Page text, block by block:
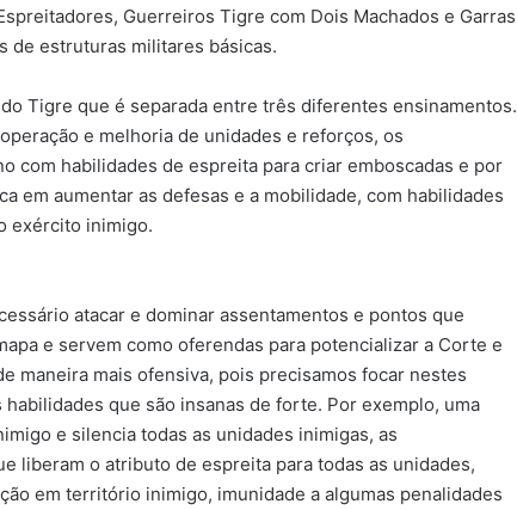
Guerreiros Tigre com Dois Machados e Garras
de estruturas militares básicas.
Tigre que é separada entre três diferentes ensinamentos.
e melhoria de unidades e reforços, os
com habilidades de espreita para criar emboscadas e por
em aumentar as defesas e a mobilidade, com habilidades
exército inimigo.
atacar e dominar assentamentos e pontos que
e servem como oferendas para potencializar a Corte e
maneira mais ofensiva, pois precisamos focar nestes
que são insanas de forte. Por exemplo, uma
e silencia todas as unidades inimigas, as
liberam o atributo de espreita para todas as unidades,
em território inimigo, imunidade a algumas penalidades